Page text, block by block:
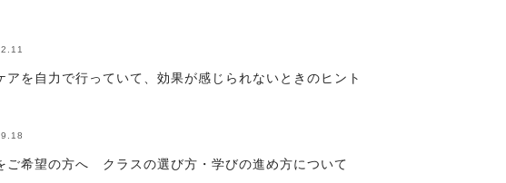
アを自力で行っていて、効果が感じられないときのヒント
ご希望の方へ クラスの選び方・学びの進め方について